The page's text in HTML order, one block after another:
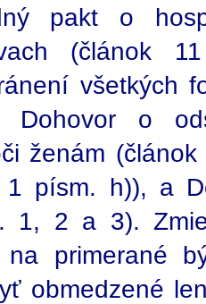
pakt o
(článok
všetkých
Dohovor o
ženám
písm. h)), a
1, 2 a 3).
primerané
obmedzené